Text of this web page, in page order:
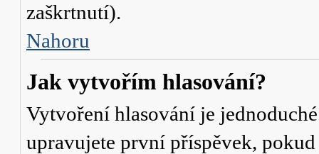
zaškrtnutí).
Nahoru
Jak vytvořím hlasování?
Vytvoření hlasování je
upravujete první příspěvek,